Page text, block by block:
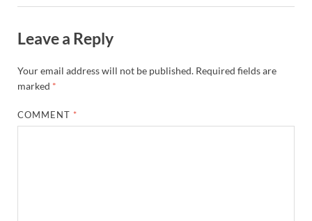
Leave a Reply
Your email address will not be published. Required fields are
marked *
COMMENT *